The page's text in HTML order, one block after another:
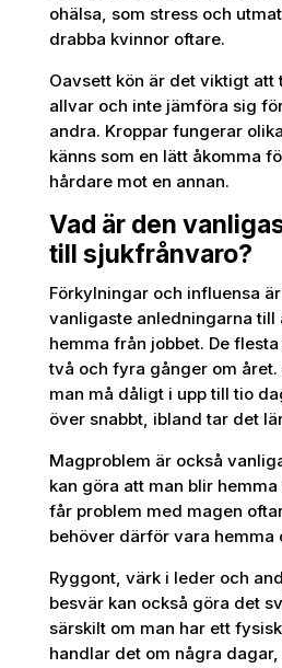
ohälsa, som stress och
drabba kvinnor oftare.
Oavsett kön är det viktigt att
allvar och inte jämföra sig
andra. Kroppar fungerar
känns som en lätt åkomma
hårdare mot en annan.
Vad är den
till sjukfrånvaro?
Förkylningar och influensa
vanligaste anledningarna till
hemma från jobbet. De
två och fyra gånger om
man må dåligt i upp till tio
över snabbt, ibland tar det
Magproblem är också
kan göra att man blir
får problem med magen
behöver därför vara hemma
Ryggont, värk i leder och
besvär kan också göra det
särskilt om man har ett
handlar det om några